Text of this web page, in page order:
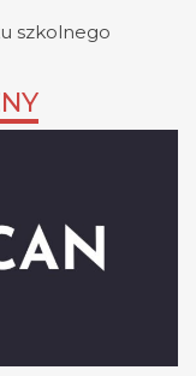
szkolnego